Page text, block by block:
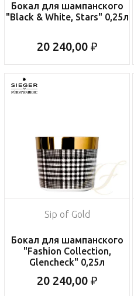
Бокал для шампанского
"Black & White, Stars" 0,25л
20 240,00 ₽
Sip of Gold
Бокал для шампанского
"Fashion Collection,
Glencheck" 0,25л
20 240,00 ₽